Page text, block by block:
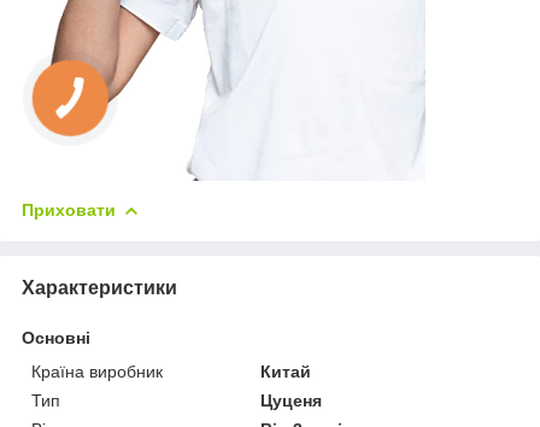
Приховати
Характеристики
Основні
Країна виробник
Китай
Тип
Цуценя